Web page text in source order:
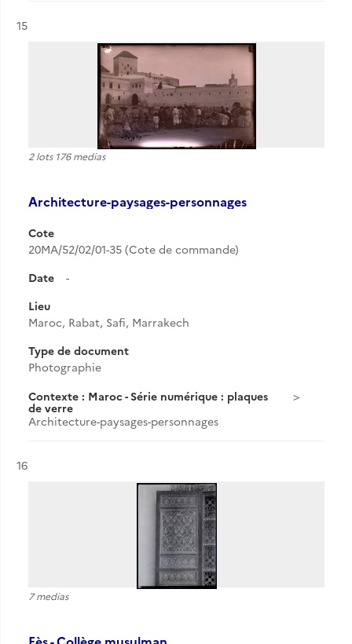
Résultat n°
15
2 lots 176 medias
Architecture-paysages-personnages
Cote
20MA/52/02/01-35 (Cote de commande)
Date
-
Lieu
Maroc, Rabat, Safi, Marrakech
Type de document
Photographie
Contexte : Maroc - Série numérique : plaques
de verre
Architecture-paysages-personnages
Résultat n°
16
7 medias